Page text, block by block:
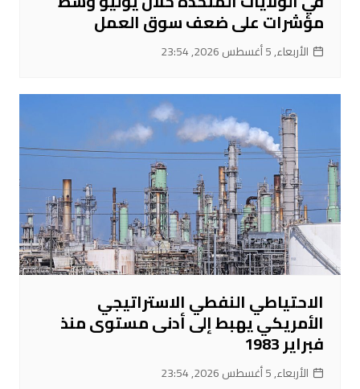
مؤشرات على ضعف سوق العمل
الأربعاء, 5 أغسطس 2026, 23:54
الاحتياطي النفطي الاستراتيجي
الأمريكي يهبط إلى أدنى مستوى منذ
فبراير 1983
الأربعاء, 5 أغسطس 2026, 23:54